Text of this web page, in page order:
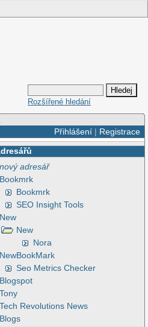
Rozšířené hledání
Přihlášení| Registrace
adresář
Bookmrk
Bookmrk
SEO Insight Tools
New
New
Nora
NewBookMark
Seo Metrics Checker
Blogspot
Tony
Tech Revolutions News
Blogs